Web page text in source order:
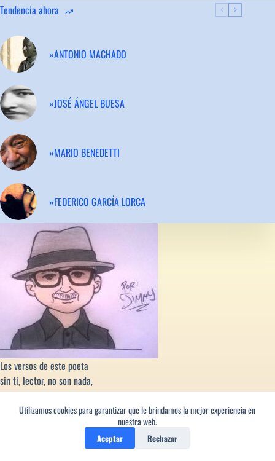
Utilizamos cookies para garantizar que le brindamos la mejor experiencia en
nuestra web.
Aceptar Rechazar
Tendencia ahora
»ANTONIO MACHADO
»JOSÉ ÁNGEL BUESA
»MARIO BENEDETTI
»FEDERICO GARCÍA LORCA
Los versos de este poeta
sin ti, lector, no son nada,
son como el agua encharcada
que se queda mustia y quieta,